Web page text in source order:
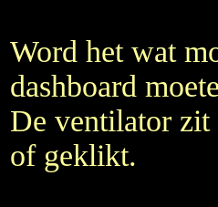
Word het wat
dashboard
De ventilator
of geklikt.